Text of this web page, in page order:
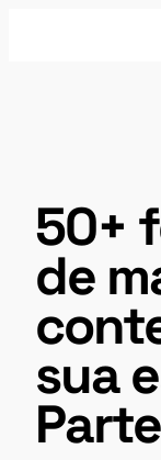
50+
de
sua